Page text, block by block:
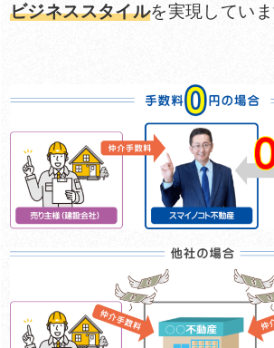
ビジネススタイルを実現していま